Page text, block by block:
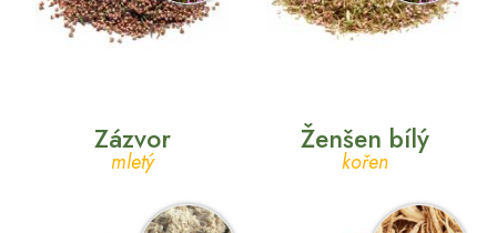
Zázvor
mletý
Ženšen bílý
kořen